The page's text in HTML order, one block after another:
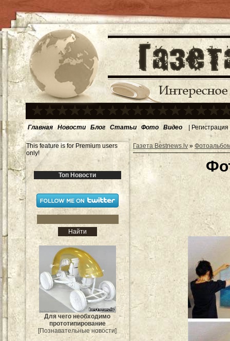
Главная Новости Блог Статьи Фото Видео | Регистрация
This feature is for Premium users
only!
Топ Новости
Для чего необходимо
прототипирование
[Познавательные новости]
Газета Bestnews.lv»